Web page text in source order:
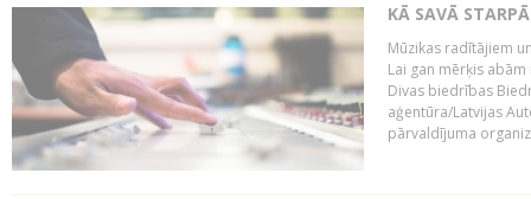
KĀ SAVĀ
Mūzikas radītājiem
Lai gan mērķis
Divas biedrības
aģentūra/Latvijas
pārvaldījuma